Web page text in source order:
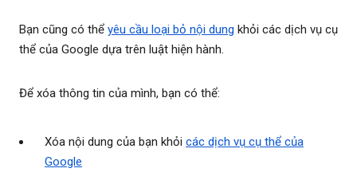
Bạn cũng có thể yêu cầu loại bỏ nội dung khỏi các dịch vụ cụ
thể của Google dựa trên luật hiện hành.
Để xóa thông tin của mình, bạn có thể:
Xóa nội dung của bạn khỏi các dịch vụ cụ thể của
Google